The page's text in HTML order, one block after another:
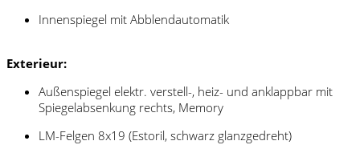
Innenspiegel mit Abblendautomatik
Exterieur:
Außenspiegel elektr. verstell-, heiz- und anklappbar mit
Spiegelabsenkung rechts, Memory
LM-Felgen 8x19 (Estoril, schwarz glanzgedreht)